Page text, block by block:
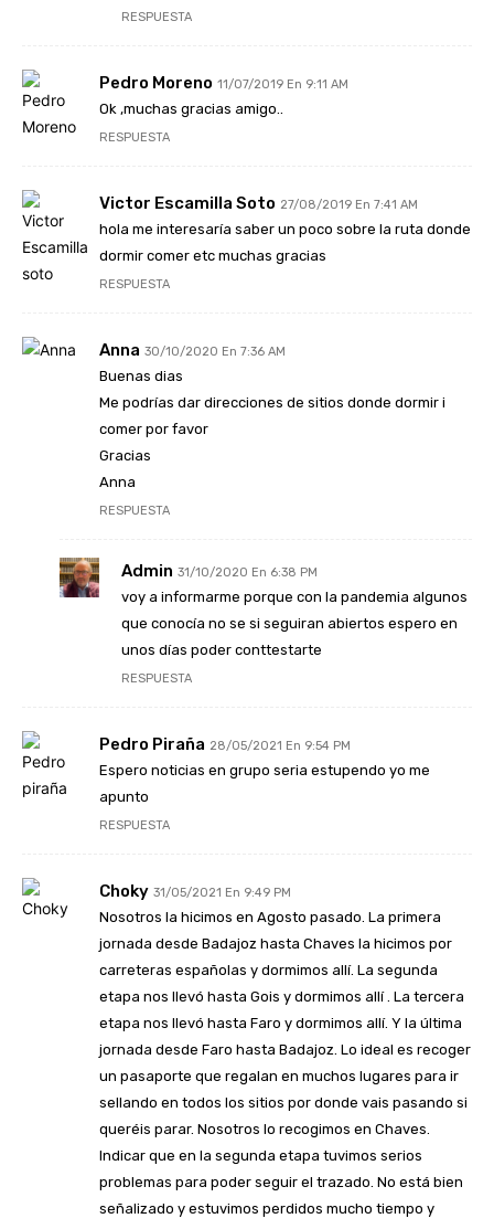
RESPUESTA
Pedro Moreno 11/07/2019 En 9:11 AM
Ok ,muchas gracias amigo..
RESPUESTA
Victor Escamilla Soto 27/08/2019 En 7:41 AM
hola me interesaría saber un poco sobre la ruta donde
dormir comer etc muchas gracias
RESPUESTA
Anna 30/10/2020 En 7:36 AM
Buenas dias
Me podrías dar direcciones de sitios donde dormir i
comer por favor
Gracias
Anna
RESPUESTA
Admin 31/10/2020 En 6:38 PM
voy a informarme porque con la pandemia algunos
que conocía no se si seguiran abiertos espero en
unos días poder conttestarte
RESPUESTA
Pedro Piraña 28/05/2021 En 9:54 PM
Espero noticias en grupo seria estupendo yo me
apunto
RESPUESTA
Choky 31/05/2021 En 9:49 PM
Nosotros la hicimos en Agosto pasado. La primera
jornada desde Badajoz hasta Chaves la hicimos por
carreteras españolas y dormimos allí. La segunda
etapa nos llevó hasta Gois y dormimos allí . La tercera
etapa nos llevó hasta Faro y dormimos allí. Y la última
jornada desde Faro hasta Badajoz. Lo ideal es recoger
un pasaporte que regalan en muchos lugares para ir
sellando en todos los sitios por donde vais pasando si
queréis parar. Nosotros lo recogimos en Chaves.
Indicar que en la segunda etapa tuvimos serios
problemas para poder seguir el trazado. No está bien
señalizado y estuvimos perdidos mucho tiempo y